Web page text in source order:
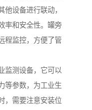
设备进行联动，
率和安全性。罐旁
程监控，方便了管
监测设备，它可以
等参数，为工业生
，需要注意安装位